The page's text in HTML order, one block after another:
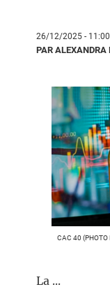
26/12/2025 - 11:00
PAR ALEXANDRA
CAC 40 (PHOTO
La ...